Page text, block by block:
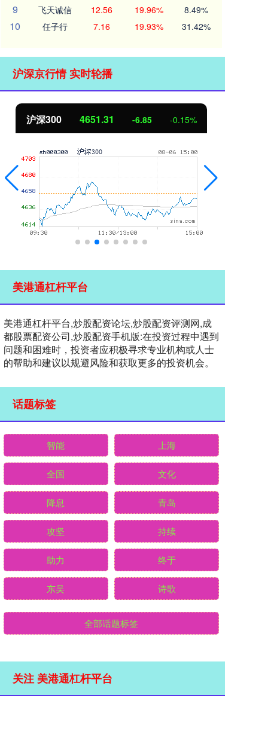
9 飞天诚信 12.56 19.96% 8.49%
10 任子行 7.16 19.93% 31.42%
沪深京行情 实时轮播
沪深300 4651.31 -6.85 -0.15%
美港通杠杆平台
美港通杠杆平台,炒股配资论坛,炒股配资评测网,成
都股票配资公司,炒股配资手机版:在投资过程中遇到
问题和困难时，投资者应积极寻求专业机构或人士
的帮助和建议以规避风险和获取更多的投资机会。
话题标签
智能 上海
全国 文化
降息 青岛
攻坚 持续
助力 终于
东吴 诗歌
全部话题标签
关注 美港通杠杆平台